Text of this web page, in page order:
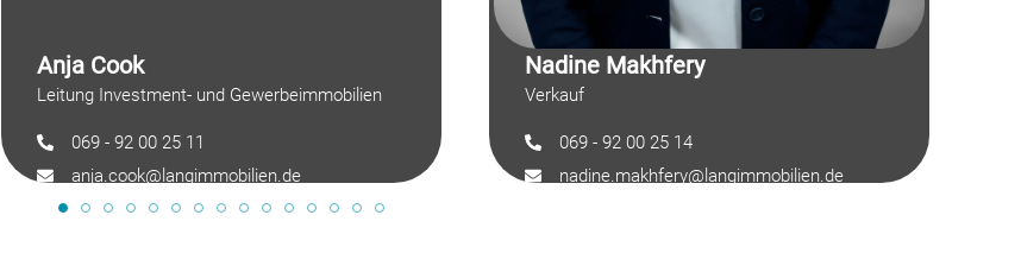
Anja Cook
Leitung Investment- und Gewerbeimmobilien
069 - 92 00 25 11
anja.cook@langimmobilien.de
Nadine Makhfery
Verkauf
069 - 92 00 25 14
nadine.makhfery@langimmobilien.de